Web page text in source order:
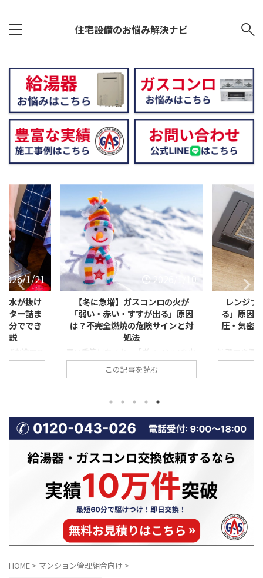
住宅設備のお悩み解決ナビ
2026/1/10
ロの火が
る」原因
インと対
ンロの火
っぽくなっ
態の前兆で
ん。特に冬
の変化によ
態が悪化し
は、冬に
2026/2/9
レンジフードの「換気が逆流す
る」原因とは？冬に起きやすい風
圧・気密・ダクトの対策をわかり
やすく解説
料理中や調理後にレンジフードを回し
ているのに、「なぜかキッチンににお
いが残る」「外の冷たい風が入ってく
ジフードの換気がうまく外へ排出され
ず、「逆流」している可能性がありま
す。 特に冬場は、外気との温度差や
風圧の影響で換気トラブルが起きやす
くなります。本記事では、レンジフー
ドの換気逆流が起こる仕組みや主な原
因、そして自分でできる対策から専門
業者に依頼すべきケースまで、わかり
やすく解説します。ぜひ最後までご覧
ください！ レンジフードの換気はど
...
この記事を読む
給湯器の
表示が出
検・電池
給湯器のリ
慣れない数
います。 実
表示される
器の状態や
す。正しく
ずに対処で
HOME > マンション管理組合向け >